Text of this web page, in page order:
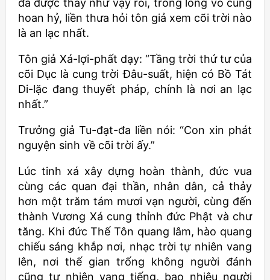
đa được thấy như vậy rồi, trong lòng vô cùng
hoan hỷ, liền thưa hỏi tôn giả xem cõi trời nào
là an lạc nhất.
Tôn giả Xá-lợi-phất dạy: “Tầng trời thứ tư của
cõi Dục là cung trời Đâu-suất, hiện có Bồ Tát
Di-lặc đang thuyết pháp, chính là nơi an lạc
nhất.”
Trưởng giả Tu-đạt-đa liền nói: “Con xin phát
nguyện sinh về cõi trời ấy.”
Lúc tinh xá xây dựng hoàn thành, đức vua
cùng các quan đại thần, nhân dân, cả thảy
hơn một trăm tám mươi vạn người, cùng đến
thành Vương Xá cung thỉnh đức Phật và chư
tăng. Khi đức Thế Tôn quang lâm, hào quang
chiếu sáng khắp nơi, nhạc trời tự nhiên vang
lên, nơi thế gian trống không người đánh
cũng tự nhiên vang tiếng, bao nhiêu người